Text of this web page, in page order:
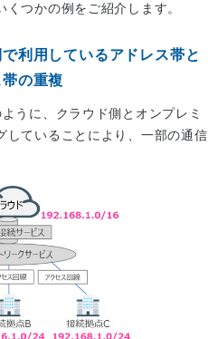
つかの例をご紹介します。
利用しているアドレス帯と
の重複
うに、クラウド側とオンプレミ
していることにより、一部の通信